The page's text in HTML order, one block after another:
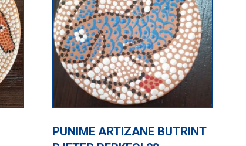
PUNIME ARTIZANE BUTRINT